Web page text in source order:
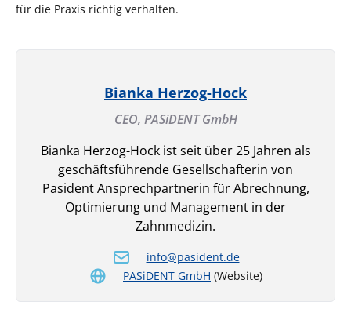
für die Praxis richtig verhalten.
Bianka Herzog-Hock
CEO, PASiDENT GmbH
Bianka Herzog-Hock ist seit über 25 Jahren als
geschäftsführende Gesellschafterin von
Pasident Ansprechpartnerin für Abrechnung,
Optimierung und Management in der
Zahnmedizin.
info@pasident.de
PASiDENT GmbH (Website)